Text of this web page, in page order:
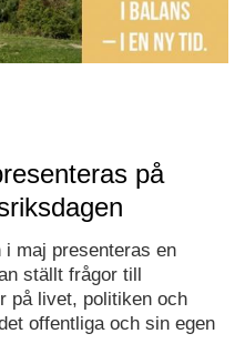
på
i maj presenteras en
ställt frågor till
på livet, politiken och
offentliga och sin egen